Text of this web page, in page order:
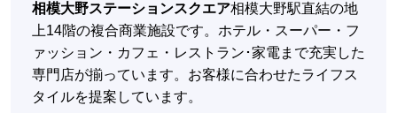
相模大野ステーションスクエア相模大野駅直結の地
上14階の複合商業施設です。ホテル・スーパー・フ
ァッション・カフェ・レストラン･家電まで充実した
専門店が揃っています。お客様に合わせたライフス
タイルを提案しています。